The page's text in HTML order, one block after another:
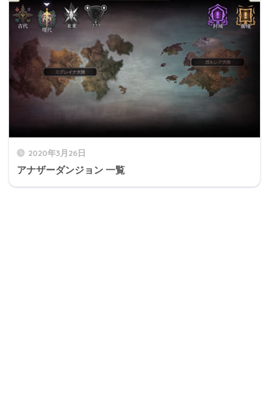
2020年3月26日
アナザーダンジョン 一覧